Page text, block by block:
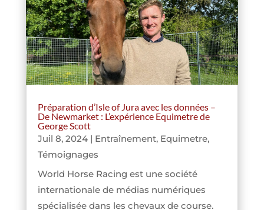
Préparation d’Isle of Jura avec les données –
De Newmarket : L’expérience Equimetre de
George Scott
Juil 8, 2024| Entraînement, Equimetre,
Témoignages
World Horse Racing est une société
internationale de médias numériques
spécialisée dans les chevaux de course.